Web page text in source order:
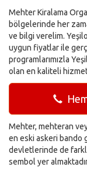
Mehter Kiralama
bölgelerinde her
ve bilgi verelim.
uygun fiyatlar ile
programlarımızla
olan en kaliteli
Mehter, mehteran
en eski askeri bando
devletlerinde de
sembol yer